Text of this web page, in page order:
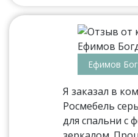
Ефимов
Я заказал в
Росмебель
для спальни с